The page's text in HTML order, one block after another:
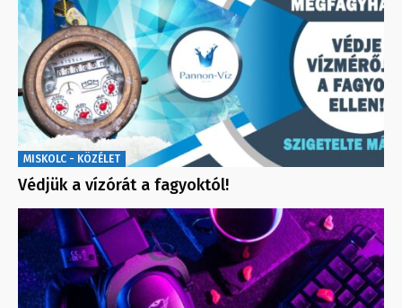
MISKOLC - KÖZÉLET
Védjük a vízórát a fagyoktól!